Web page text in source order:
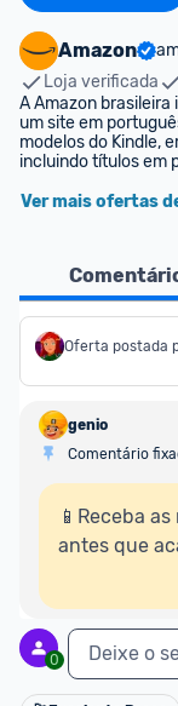
Amazon
Loja verificada
A Amazon
um site em
modelos do Kindle,
incluindo títulos em
Ver mais ofertas
Oferta postada
genio
Comentário
📱Receba
antes que
0 Deixe o